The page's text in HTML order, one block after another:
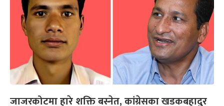
जाजरकोटमा हारे शक्ति बस्नेत, कांग्रेसका खडकबहादुर